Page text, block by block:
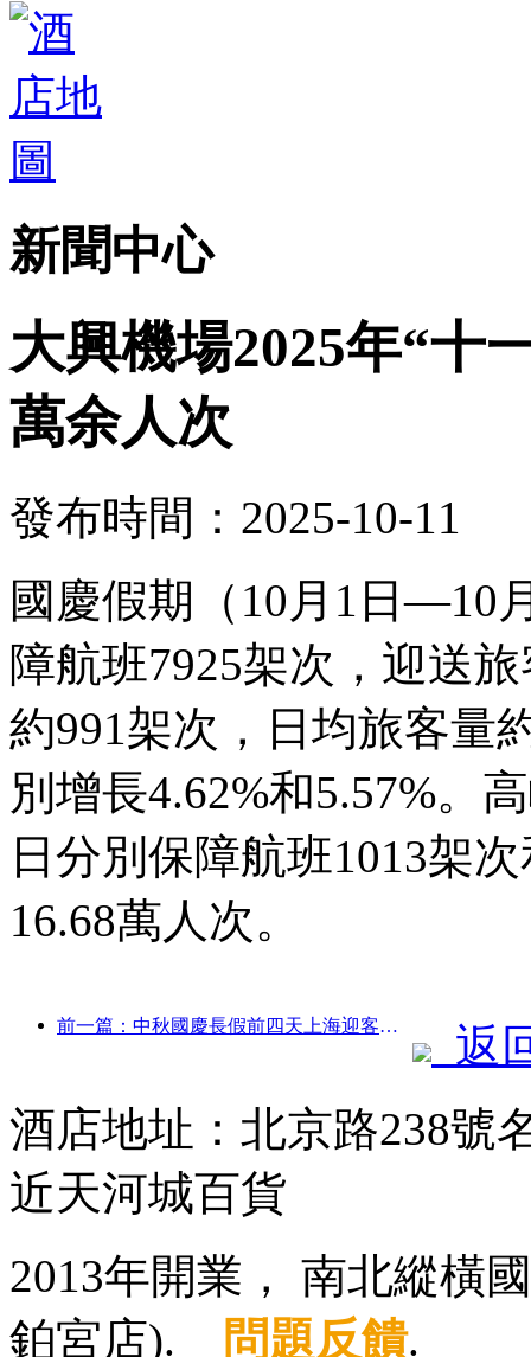
新聞中心
大興機場2025年“十
萬余人次
發布時間：2025-10-11
國慶假期（10月1日—10
障航班7925架次，迎送
約991架次，日均旅客量
別增長4.62%和5.57%。
日分別保障航班1013架
16.68萬人次。
前一篇：中秋國慶長假前四天上海迎客逾1511萬人次，同比增長超兩成
返
酒店地址：北京路238號
近天河城百貨
2013年開業， 南北縱橫
鉑宮店).
問題反饋.